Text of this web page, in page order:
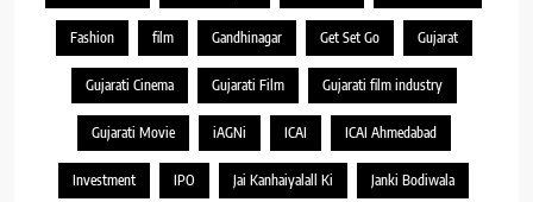
Fashion film Gandhinagar Get Set Go Gujarat
Gujarati Cinema Gujarati Film Gujarati film industry
Gujarati Movie iAGNi ICAI ICAI Ahmedabad
Investment IPO Jai Kanhaiyalall Ki Janki Bodiwala